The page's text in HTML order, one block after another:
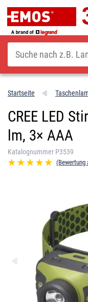
Suche
Startseite
CREE LED
lm, 3× AAA
Katalognummer P3539
(Bewertung